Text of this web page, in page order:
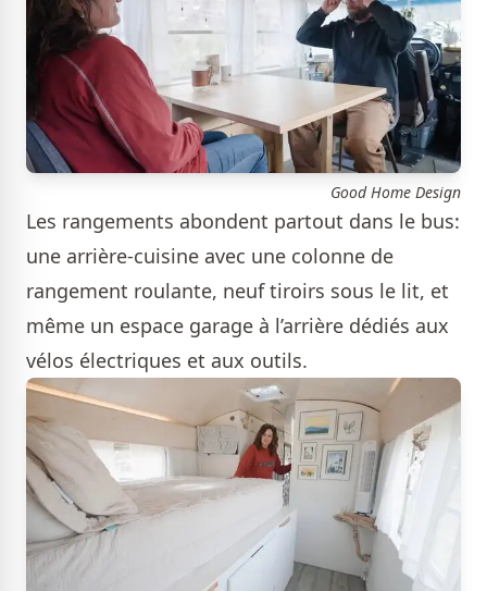
Good Home Design
Les rangements abondent partout dans le bus:
une arrière-cuisine avec une colonne de
rangement roulante, neuf tiroirs sous le lit, et
même un espace garage à l’arrière dédiés aux
vélos électriques et aux outils.